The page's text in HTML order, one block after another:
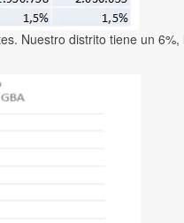
Nuestro distrito tiene un